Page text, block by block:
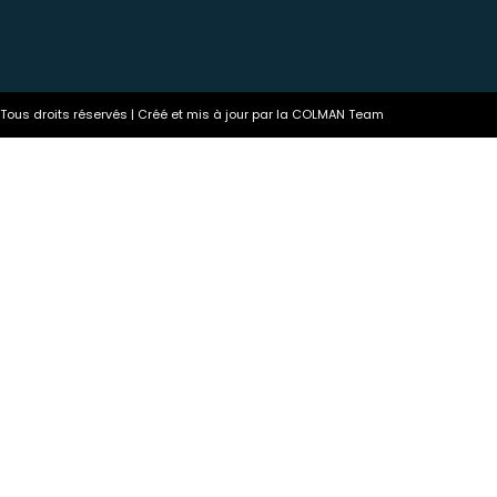
droits réservés | Créé et mis à jour par la COLMAN Team